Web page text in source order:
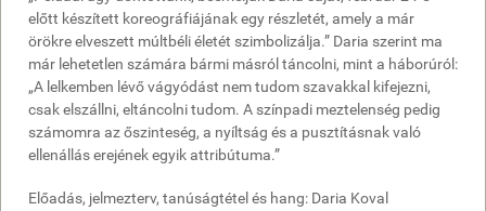
előtt készített koreográfiájának egy részletét, amely a már
örökre elveszett múltbéli életét szimbolizálja.” Daria szerint ma
már lehetetlen számára bármi másról táncolni, mint a háborúról:
„A lelkemben lévő vágyódást nem tudom szavakkal kifejezni,
csak elszállni, eltáncolni tudom. A színpadi meztelenség pedig
számomra az őszinteség, a nyíltság és a pusztításnak való
ellenállás erejének egyik attribútuma.”
Előadás, jelmezterv, tanúságtétel és hang: Daria Koval